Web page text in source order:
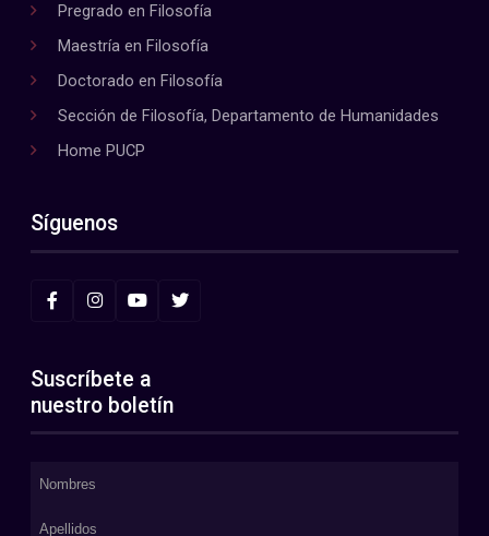
Pregrado en Filosofía
Maestría en Filosofía
Doctorado en Filosofía
Sección de Filosofía, Departamento de Humanidades
Home PUCP
Síguenos
Suscríbete a
nuestro boletín